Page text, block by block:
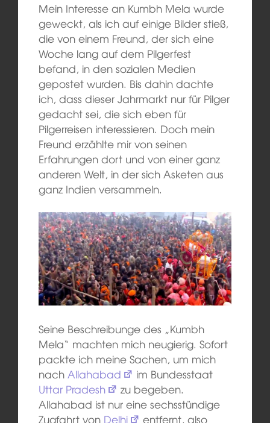
Mein Interesse an Kumbh Mela wurde
geweckt, als ich auf einige Bilder stieß,
die von einem Freund, der sich eine
Woche lang auf dem Pilgerfest
befand, in den sozialen Medien
gepostet wurden. Bis dahin dachte
ich, dass dieser Jahrmarkt nur für Pilger
gedacht sei, die sich eben für
Pilgerreisen interessieren. Doch mein
Freund erzählte mir von seinen
Erfahrungen dort und von einer ganz
anderen Welt, in der sich Asketen aus
ganz Indien versammeln.
Seine Beschreibunge des „Kumbh
Mela“ machten mich neugierig. Sofort
packte ich meine Sachen, um mich
nach Allahabad
im Bundesstaat
Uttar Pradesh
zu begeben.
Allahabad ist nur eine sechsstündige
Zugfahrt von Delhi
entfernt, also